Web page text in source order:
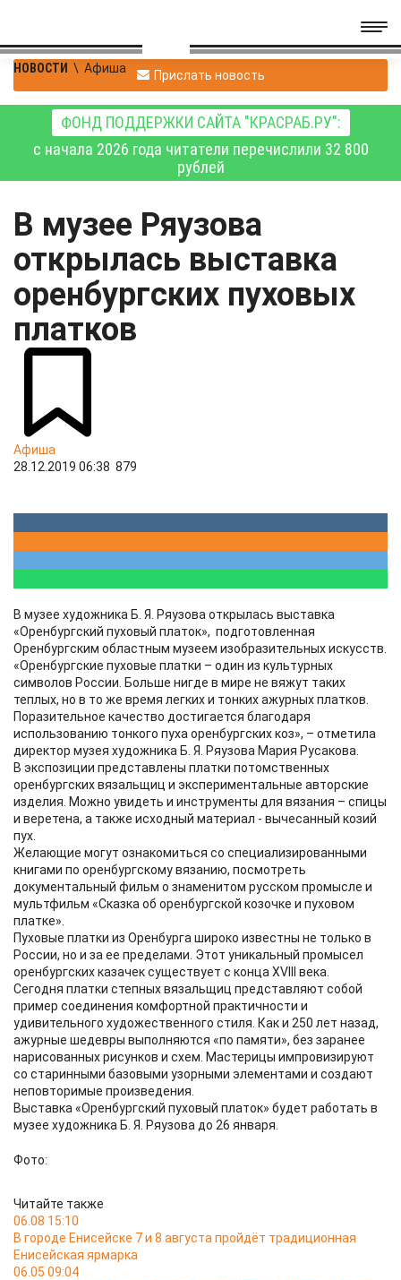
НОВОСТИ \ Афиша Прислать новость
ФОНД ПОДДЕРЖКИ САЙТА "КРАСРАБ.РУ":
с начала 2026 года читатели перечислили 32 800
рублей
В музее Ряузова
открылась выставка
оренбургских пуховых
платков
Афиша
28.12.2019 06:38 879
В музее художника Б. Я. Ряузова открылась выставка
«Оренбургский пуховый платок», подготовленная
Оренбургским областным музеем изобразительных искусств.
«Оренбургские пуховые платки – один из культурных
символов России. Больше нигде в мире не вяжут таких
теплых, но в то же время легких и тонких ажурных платков.
Поразительное качество достигается благодаря
использованию ​тонкого ​пуха оренбургских коз», – отметила
директор музея художника Б. Я. Ряузова Мария Русакова.
В экспозиции представлены платки потомственных
оренбургских вязальщиц и экспериментальные авторские
изделия. Можно увидеть и инструменты для вязания – спицы
и веретена, а также исходный материал - вычесанный козий
пух.
Желающие могут ознакомиться со специализированными
книгами по оренбургскому вязанию, посмотреть
документальный фильм о знаменитом русском промысле и
мультфильм «Сказка об оренбургской козочке и пуховом
платке».
Пуховые платки из Оренбурга широко известны не только в
России, но и за ее пределами. Этот уникальный промысел
оренбургских казачек существует с конца XVIII века.
Сегодня платки степных вязальщиц представляют собой
пример соединения комфортной практичности и
удивительного художественного стиля. Как и 250 лет назад,
ажурные шедевры выполняются «по памяти», без заранее
нарисованных рисунков и схем. Мастерицы импровизируют
со старинным​и базовыми узорными элементами и создают
неповторимые произведения.
Выставка «Оренбургский пуховый платок» будет работать в
музее художника Б. Я. Ряузова до 26 января.
Фото:
Читайте также
06.08 15:10
В городе Енисейске 7 и 8 августа пройдёт традиционная
Енисейская ярмарка
06.05 09:04